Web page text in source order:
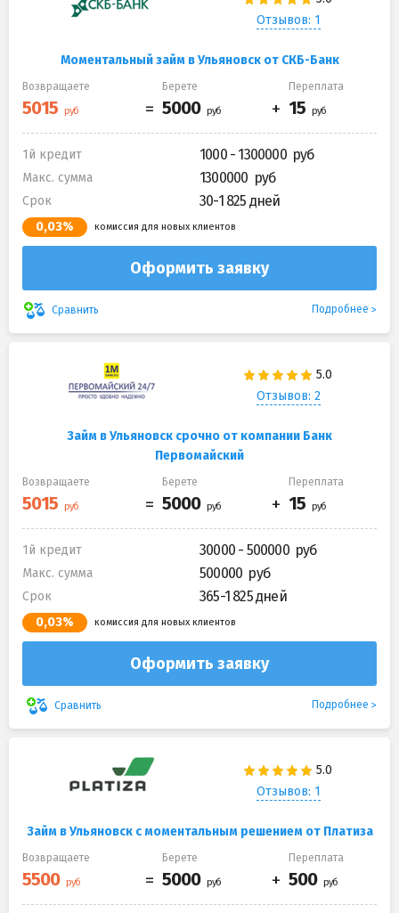
Отзывов: 1
Моментальный займ в Ульяновск от СКБ-Банк
Возвращаете Берете Переплата
1й кредит 1000 - 1300000
Макс. сумма 1300000
Срок 30-1 825 дней
0,03% комиссия для новых клиентов
Оформить заявку
Сравнить Подробнее
Отзывов: 2
Займ в Ульяновск срочно от компании Банк
Первомайский
Возвращаете Берете Переплата
1й кредит 30000 - 500000
Макс. сумма 500000
Срок 365-1 825 дней
0,03% комиссия для новых клиентов
Оформить заявку
Сравнить Подробнее
Отзывов: 1
Займ в Ульяновск с моментальным решением от Платиза
Возвращаете Берете Переплата